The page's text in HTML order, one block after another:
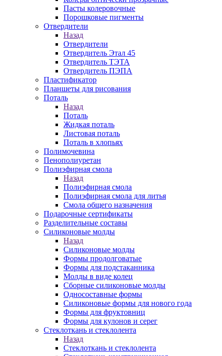
Пасты колеровочные
Порошковые пигменты
Отвердители
Назад
Отвердители
Отвердитель Этал 45
Отвердитель ТЭТА
Отвердитель ПЭПА
Пластификатор
Планшеты для рисования
Поталь
Назад
Поталь
Жидкая поталь
Листовая поталь
Поталь в хлопьях
Полимочевина
Пенополиуретан
Полиэфирная смола
Назад
Полиэфирная смола
Полиэфирная смола для литья
Смола общего назначения
Подарочные сертификаты
Разделительные составы
Силиконовые молды
Назад
Силиконовые молды
Формы продолговатые
Формы для подстаканника
Молды в виде колец
Сборные силиконовые молды
Односоставные формы
Силиконовые формы для нового года
Формы для фруктовниц
Формы для кулонов и серег
Стеклоткань и стеклолента
Назад
Стеклоткань и стеклолента